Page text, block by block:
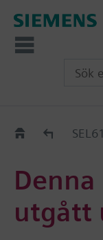
Old2New
utgått